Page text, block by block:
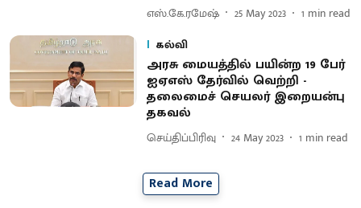
எஸ்.கே.ரமேஷ் 25 May 2023 1 min read
கல்வி
அரசு மையத்தில் பயின்ற 19 பேர்
ஐஏஎஸ் தேர்வில் வெற்றி -
தலைமைச் செயலர் இறையன்பு
தகவல்
செய்திப்பிரிவு 24 May 2023 1 min read
Read More